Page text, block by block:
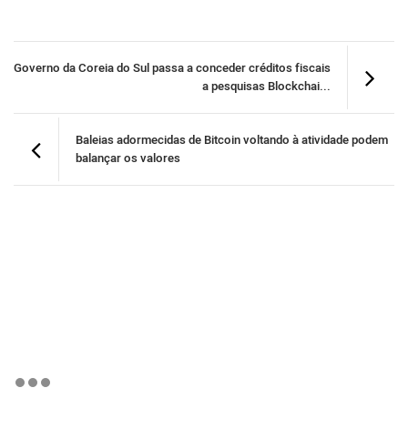
Governo da Coreia do Sul passa a conceder créditos fiscais
a pesquisas Blockchai...
Baleias adormecidas de Bitcoin voltando à atividade podem
balançar os valores